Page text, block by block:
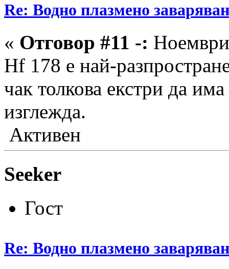
Re: Водно плазмено
« Отговор #11 -:
Hf 178 е най-
чак толкова екстри да
изглежда.
Активен
Seeker
Гост
Re: Водно плазмено